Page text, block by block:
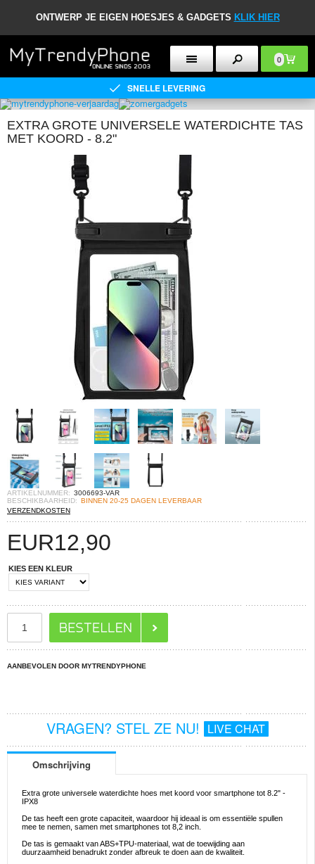
ONTWERP JE EIGEN HOESJES & GADGETS KLIK HIER
0
SNELLE LEVERING
EXTRA GROTE UNIVERSELE WATERDICHTE TAS
MET KOORD - 8.2"
ARTIKELNUMMER: 3006693-VAR
BESCHIKBAARHEID: BINNEN 20-25 DAGEN LEVERBAAR
VERZENDKOSTEN
EUR12,90
KIES EEN KLEUR
AANBEVOLEN DOOR MYTRENDYPHONE
VRAGEN? STEL ZE NU! LIVE CHAT
Omschrijving
Extra grote universele waterdichte hoes met koord voor smartphone tot 8.2" -
IPX8
De tas heeft een grote capaciteit, waardoor hij ideaal is om essentiële spullen
mee te nemen, samen met smartphones tot 8,2 inch.
De tas is gemaakt van ABS+TPU-materiaal, wat de toewijding aan
duurzaamheid benadrukt zonder afbreuk te doen aan de kwaliteit.